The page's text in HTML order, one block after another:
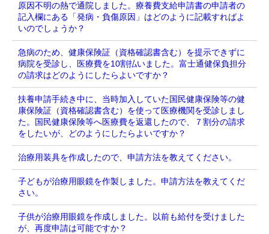
原因不明の熱で通院しました。療養費支給申請書の申請者の
記入欄にある「発病・負傷原因」はどのように記載すればよ
いのでしょうか？
急病のため、健康保険証（資格確認書含む）を提示できずに
病院を受診し、医療費を10割払いました。富士通健保負担分
の請求はどのようにしたらよいですか？
扶養申請手続き中に、当時加入していた国民健康保険等の健
康保険証（資格確認書含む）を使って医療機関を受診しまし
た。国民健康保険等へ医療費を返還したので、７割分の請求
をしたいが、どのようにしたらよいですか？
治療用装具を作成したので、申請方法を教えてください。
子どもが治療用眼鏡を作製しました。申請方法を教えてくだ
さい。
子供が治療用眼鏡を作成しました。以前も給付を受けました
が、再度申請は可能ですか？